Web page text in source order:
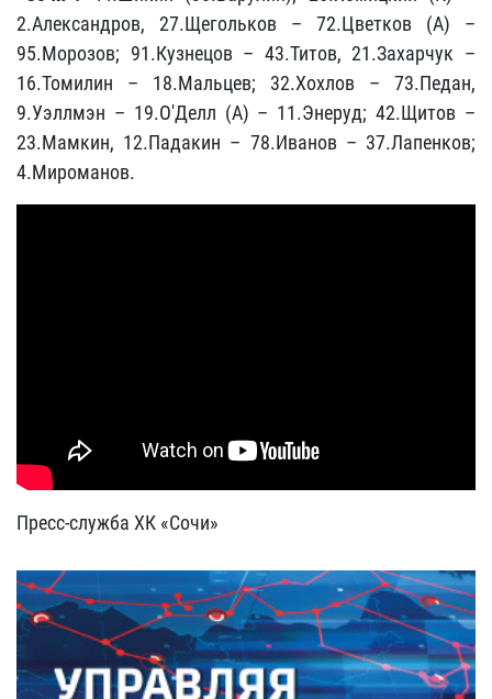
2.Александров, 27.Щегольков – 72.Цветков (А) –
95.Морозов; 91.Кузнецов – 43.Титов, 21.Захарчук –
16.Томилин – 18.Мальцев; 32.Хохлов – 73.Педан,
9.Уэллмэн – 19.О'Делл (А) – 11.Энеруд; 42.Щитов –
23.Мамкин, 12.Падакин – 78.Иванов – 37.Лапенков;
4.Мироманов.
Пресс-служба ХК «Сочи»